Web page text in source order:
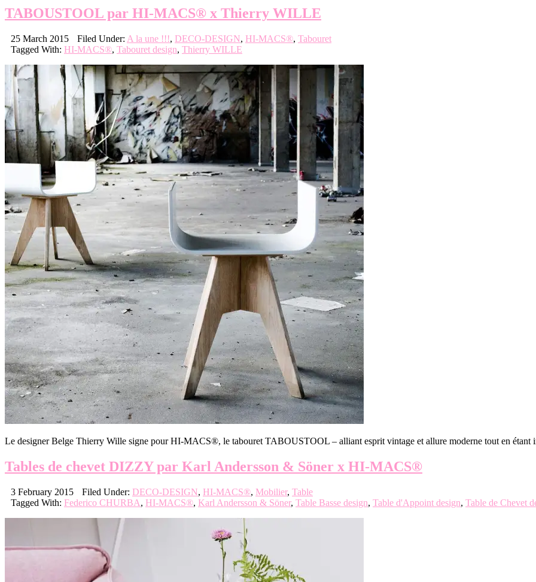
TABOUSTOOL par HI-MACS® x Thierry WILLE
25 March 2015 Filed Under: A la une !!!, DECO-DESIGN, HI-MACS®, Tabouret
Tagged With: HI-MACS®, Tabouret design, Thierry WILLE
Le designer Belge Thierry Wille signe pour HI-MACS®, le tabouret TABOUSTOOL – alliant esprit vintage et allure moderne tout en
Tables de chevet DIZZY par Karl Andersson & Söner x HI-MACS®
3 February 2015 Filed Under: DECO-DESIGN, HI-MACS®, Mobilier, Table
Tagged With: Federico CHURBA, HI-MACS®, Karl Andersson & Söner, Table Basse design, Table d'Appoint design, Table de Chevet